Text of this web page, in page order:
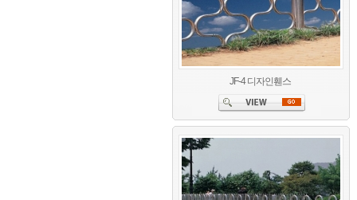
JF-4 디자인휀스